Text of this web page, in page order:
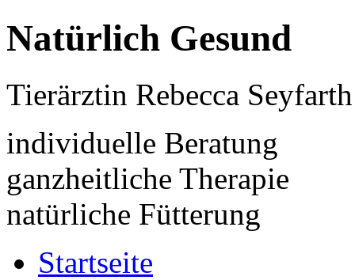
Natürlich Gesund
Tierärztin Rebecca Seyfarth
individuelle Beratung
ganzheitliche Therapie
natürliche Fütterung
Startseite